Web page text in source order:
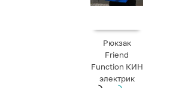
Рюкзак
Friend
Function КИН
электрик